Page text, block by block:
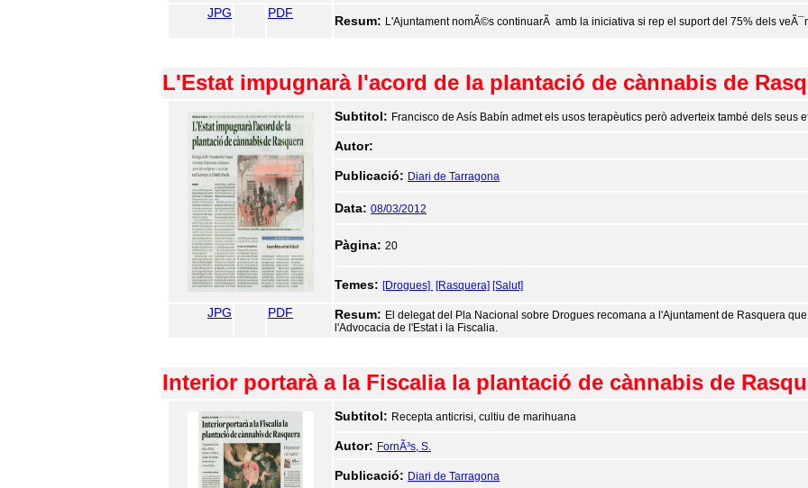
JPG PDF
Resum: L'Ajuntament nomÃ©s continuarÃ amb la iniciativa si rep el suport del 75% dels
L'Estat impugnarà l'acord de la plantació de cànnabis de
Subtitol: Francisco de Asís Babín admet els usos terapèutics però adverteix també dels seus
Autor:
Publicació: Diari de Tarragona
Data: 08/03/2012
Pàgina: 20
Temes: [Drogues] [Rasquera] [Salut]
JPG PDF Resum: El delegat del Pla Nacional sobre Drogues recomana a l'Ajuntament de Rasquera
l'Advocacia de l'Estat i la Fiscalia.
Interior portarà a la Fiscalia la plantació de cànnabis de
Subtitol: Recepta anticrisi, cultiu de marihuana
Autor: FornÃ³s, S.
Publicació: Diari de Tarragona